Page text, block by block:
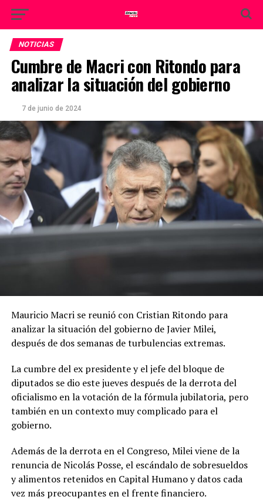
NOTICIAS
Cumbre de Macri con Ritondo para
analizar la situación del gobierno
7 de junio de 2024
Mauricio Macri se reunió con Cristian Ritondo para
analizar la situación del gobierno de Javier Milei,
después de dos semanas de turbulencias extremas.
La cumbre del ex presidente y el jefe del bloque de
diputados se dio este jueves después de la derrota del
oficialismo en la votación de la fórmula jubilatoria, pero
también en un contexto muy complicado para el
gobierno.
Además de la derrota en el Congreso, Milei viene de la
renuncia de Nicolás Posse, el escándalo de sobresueldos
y alimentos retenidos en Capital Humano y datos cada
vez más preocupantes en el frente financiero.